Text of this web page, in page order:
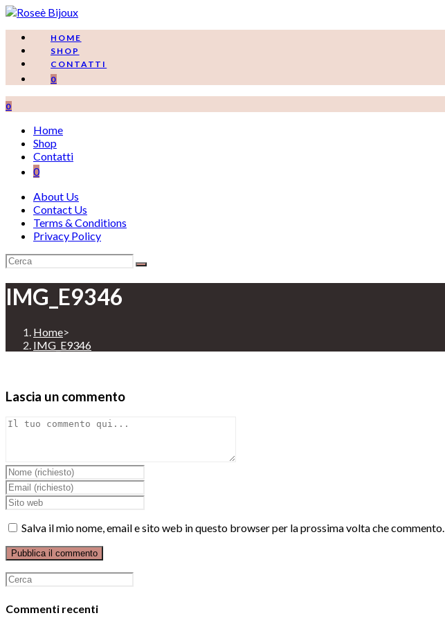
Salta
contenutoHOME
SHOP
CONTATTI
0
0
Home
Shop
Contatti
0
About Us
Contact Us
Terms & Conditions
Privacy Policy
IMG_E9346
Home>
IMG_E9346
Lascia un commento
Comment
Inserisci
il
tuo
nome
o
nome
utente
per
commentare
Inserisci
il
tuo
indirizzo
per
commentare
Enter
your
website
(optional)
Salva il mio nome, email e sito web in questo browser per la prossima volta che commento.
Ricerca
per:
Commenti recenti